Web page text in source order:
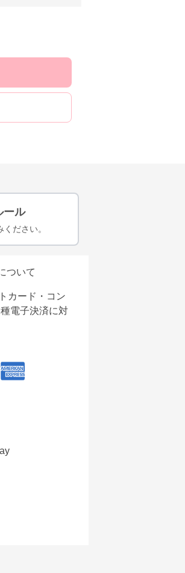
ール
ださい。
ついて
カード・コン
電子決済に対